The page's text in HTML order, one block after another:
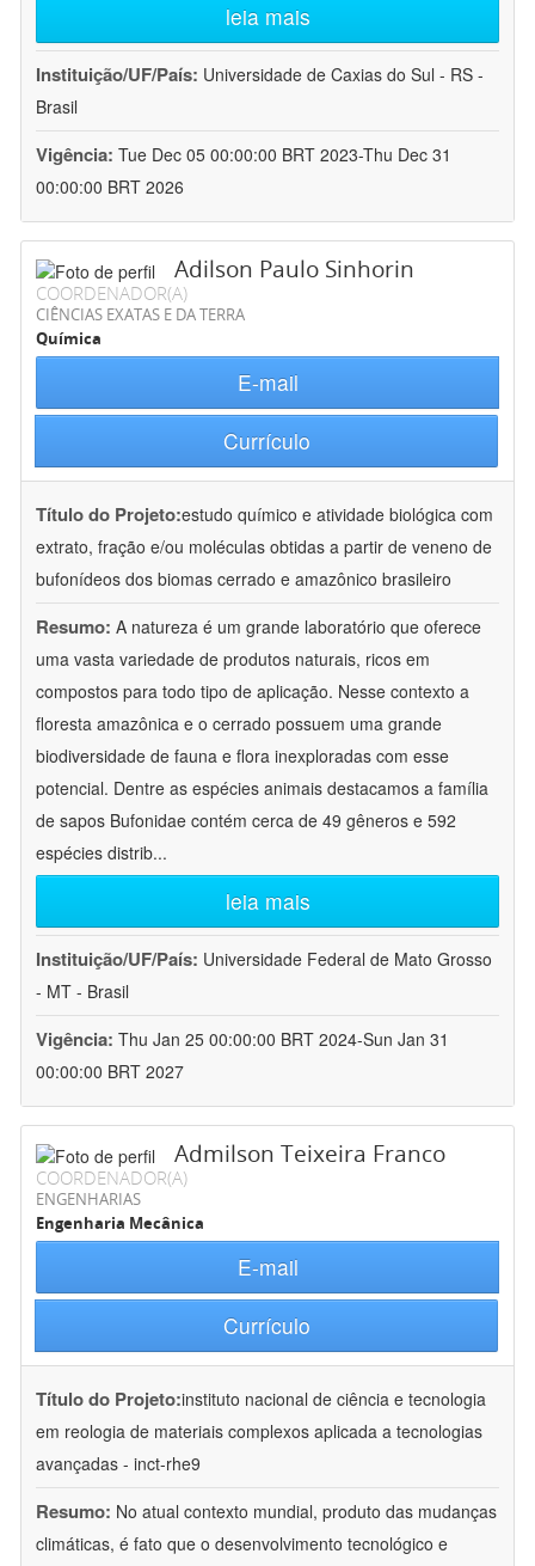
leia mais
Instituição/UF/País: Universidade de Caxias do Sul - RS -
Brasil
Vigência: Tue Dec 05 00:00:00 BRT 2023-Thu Dec 31
00:00:00 BRT 2026
Adilson Paulo Sinhorin
COORDENADOR(A)
CIÊNCIAS EXATAS E DA TERRA
Química
E-mail
Currículo
Título do Projeto:estudo químico e atividade biológica com
extrato, fração e/ou moléculas obtidas a partir de veneno de
bufonídeos dos biomas cerrado e amazônico brasileiro
Resumo: A natureza é um grande laboratório que oferece
uma vasta variedade de produtos naturais, ricos em
compostos para todo tipo de aplicação. Nesse contexto a
floresta amazônica e o cerrado possuem uma grande
biodiversidade de fauna e flora inexploradas com esse
potencial. Dentre as espécies animais destacamos a família
de sapos Bufonidae contém cerca de 49 gêneros e 592
espécies distrib...
leia mais
Instituição/UF/País: Universidade Federal de Mato Grosso
- MT - Brasil
Vigência: Thu Jan 25 00:00:00 BRT 2024-Sun Jan 31
00:00:00 BRT 2027
Admilson Teixeira Franco
COORDENADOR(A)
ENGENHARIAS
Engenharia Mecânica
E-mail
Currículo
Título do Projeto:instituto nacional de ciência e tecnologia
em reologia de materiais complexos aplicada a tecnologias
avançadas - inct-rhe9
Resumo: No atual contexto mundial, produto das mudanças
climáticas, é fato que o desenvolvimento tecnológico e